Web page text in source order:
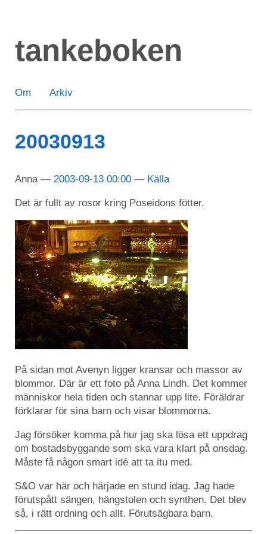
huvudinnehåll
tankeboken
Om Arkiv
20030913
Anna 2003-09-13 00:00 Källa
Det är fullt av rosor kring Poseidons fötter.
På sidan mot Avenyn ligger kransar och massor av
blommor. Där är ett foto på Anna Lindh. Det kommer
människor hela tiden och stannar upp lite. Föräldrar
förklarar för sina barn och visar blommorna.
Jag försöker komma på hur jag ska lösa ett uppdrag
om bostadsbyggande som ska vara klart på onsdag.
Måste få någon smart idé att ta itu med.
S&O var här och härjade en stund idag. Jag hade
förutspått sängen, hängstolen och synthen. Det blev
så, i rätt ordning och allt. Förutsägbara barn.